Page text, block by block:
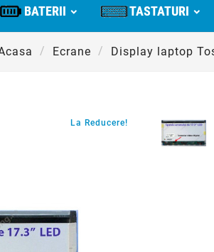
BATERII TASTATURI
Ecrane Display laptop
La Reducere!